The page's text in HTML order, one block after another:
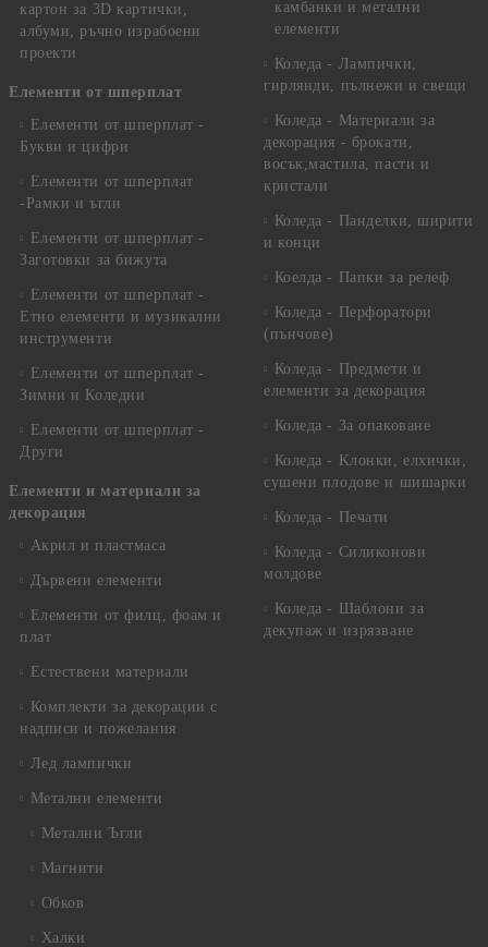
картон за 3D картички,
албуми, ръчно израбоени
проекти
Елементи от шперплат
Елементи от шперплат -
Букви и цифри
Елементи от шперплат
-Рамки и ъгли
Елементи от шперплат -
Заготовки за бижута
Елементи от шперплат -
Етно елементи и музикални
инструменти
Елементи от шперплат -
Зимни и Коледни
Елементи от шперплат -
Други
Елементи и материали за
декорация
Акрил и пластмаса
Дървени елементи
Елементи от филц, фоам и
плат
Естествени материали
Комплекти за декорации с
надписи и пожелания
Лед лампички
Метални елементи
Метални Ъгли
Магнити
Обков
Халки
камбанки и метални
елементи
Коледа - Лампички,
гирлянди, пълнежи и свещи
Коледа - Материали за
декорация - брокати,
восък,мастила, пасти и
кристали
Коледа - Панделки, ширити
и конци
Коелда - Папки за релеф
Коледа - Перфоратори
(пънчове)
Коледа - Предмети и
елементи за декорация
Коледа - За опаковане
Коледа - Kлонки, елхички,
сушени плодове и шишарки
Коледа - Печати
Коледа - Силиконови
молдове
Коледа - Шаблони за
декупаж и изрязване